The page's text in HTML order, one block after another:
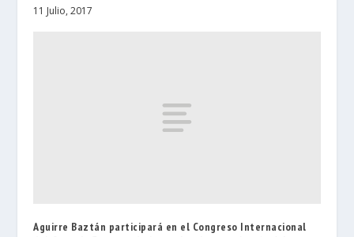
11 Julio, 2017
Aguirre Baztán participará en el Congreso Internacional